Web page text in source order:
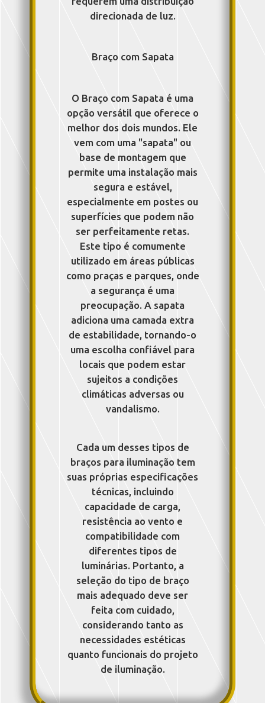
direcionada de luz.
Braço com Sapata
O Braço com Sapata é uma
opção versátil que oferece o
melhor dos dois mundos. Ele
vem com uma "sapata" ou
base de montagem que
permite uma instalação mais
segura e estável,
especialmente em postes ou
superfícies que podem não
ser perfeitamente retas.
Este tipo é comumente
utilizado em áreas públicas
como praças e parques, onde
a segurança é uma
preocupação. A sapata
adiciona uma camada extra
de estabilidade, tornando-o
uma escolha confiável para
locais que podem estar
sujeitos a condições
climáticas adversas ou
vandalismo.
Cada um desses tipos de
braços para iluminação tem
suas próprias especificações
técnicas, incluindo
capacidade de carga,
resistência ao vento e
compatibilidade com
diferentes tipos de
luminárias. Portanto, a
seleção do tipo de braço
mais adequado deve ser
feita com cuidado,
considerando tanto as
necessidades estéticas
quanto funcionais do projeto
de iluminação.